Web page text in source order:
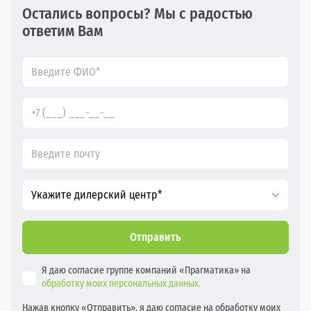
Остались вопросы? Мы с радостью
ответим Вам
Укажите дилерский центр*
Отправить
Я даю согласие группе компаний «Прагматика» на
обработку моих персональных данных.
Нажав кнопку «Отправить», я даю согласие на обработку моих